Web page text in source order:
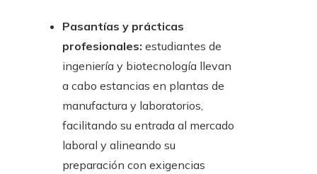
Pasantías y prácticas
profesionales: estudiantes de
ingeniería y biotecnología llevan
a cabo estancias en plantas de
manufactura y laboratorios,
facilitando su entrada al mercado
laboral y alineando su
preparación con exigencias